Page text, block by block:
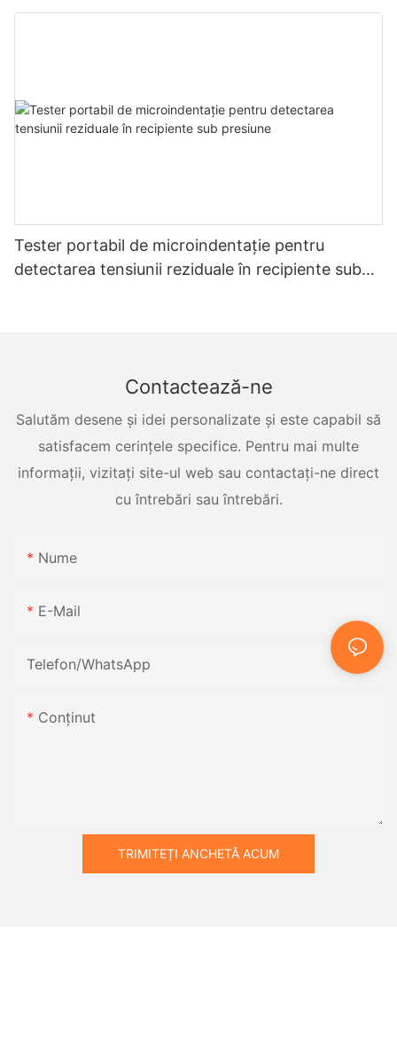
stresului - Zhanghua Dryer
Tester portabil de microindentație pentru
detectarea tensiunii reziduale în recipiente sub
Contactează-ne
Salutăm desene și idei personalizate și este capabil să
satisfacem cerințele specifice. Pentru mai multe
informații, vizitați site-ul web sau contactați-ne direct
cu întrebări sau întrebări.
Nume
E-Mail
Telefon/WhatsApp
Conţinut
TRIMITEȚI ANCHETĂ ACUM